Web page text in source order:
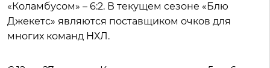
«Коламбусом» – 6:2. В текущем сезоне «Блю
Джекетс» являются поставщиком очков для
многих команд НХЛ.